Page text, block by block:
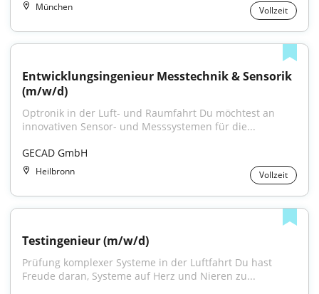
München Vollzeit
Entwicklungsingenieur Messtechnik & Sensorik
(m/w/d)
Optronik in der Luft- und Raumfahrt Du möchtest an
innovativen Sensor- und Messsystemen für die...
GECAD GmbH
Heilbronn Vollzeit
Testingenieur (m/w/d)
Prüfung komplexer Systeme in der Luftfahrt Du hast
Freude daran, Systeme auf Herz und Nieren zu...